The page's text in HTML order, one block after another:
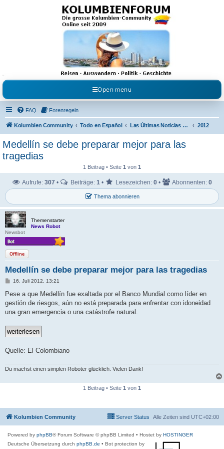
Kolumbienforum - Das
grosse Forum der
Freunde Kolumbiens
Reisen, Auswandern, Kultur, Politik, Geschichte und Visum in Kolumbien und Venezuela.
Austausch, Erfahrungen und Gemeinschaft im Kolumbienforum
Open menu
FAQ Forenregeln
Kolumbien Community Todo en Español Las Últimas Noticias en Español 2012
Medellín se debe preparar mejor para las
tragedias
1 Beitrag • Seite 1 von 1
Thema abonnieren
Aufrufe: 307 • Beiträge: 1 • Lesezeichen: 0 • Abonnenten: 0
Themenstarter
News Robot
Newsbot
Offline
Medellín se debe preparar mejor para las tragedias
B
i
r
a
16. Juli 2012, 13:21
Pese a que Medellín fue exaltada por el Banco Mundial como líder en
gestión de riesgos, aún no está preparada para enfrentar con idoneidad
una gran emergencia o una catástrofe natural.
Quelle: El Colombiano
Du machst einen simplen Roboter glücklich. Vielen Dank!
1 Beitrag • Seite 1 von 1
Kolumbien Community Alle Zeiten sind UTC+02:00
Server Status
Powered by phpBB® Forum Software © phpBB Limited • Hostet by HOSTINGER
Deutsche Übersetzung durch phpBB.de • Bot protection by